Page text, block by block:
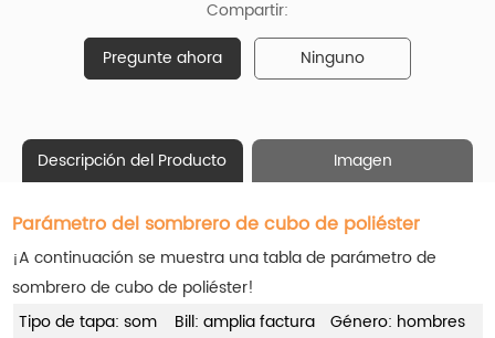
Compartir:
Pregunte ahora
Ninguno
Descripción del Producto Imagen
Parámetro del sombrero de cubo de poliéster
¡A continuación se muestra una tabla de parámetro de
sombrero de cubo de poliéster!
Tipo de tapa: som
Bill: amplia factura Género: hombres